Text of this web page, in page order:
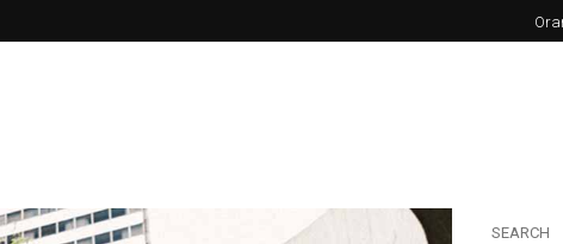
Impianti raffreddamento acqua
Riparazione e assistenza chiller